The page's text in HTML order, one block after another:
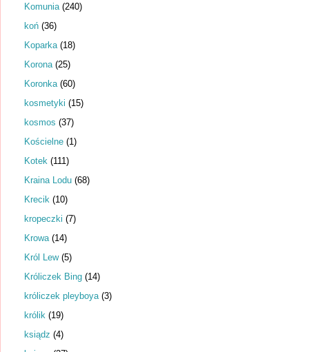
Komunia (240)
koń (36)
Koparka (18)
Korona (25)
Koronka (60)
kosmetyki (15)
kosmos (37)
Kościelne (1)
Kotek (111)
Kraina Lodu (68)
Krecik (10)
kropeczki (7)
Krowa (14)
Król Lew (5)
Króliczek Bing (14)
króliczek pleyboya (3)
królik (19)
ksiądz (4)